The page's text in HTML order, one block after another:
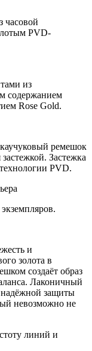
часовой
PVD-
из
содержанием
Rose Gold.
ремешок
Застежка
PVD.
и
золота в
создаёт образ
Лаконичный
надёжной защиты
невозможно не
линий и